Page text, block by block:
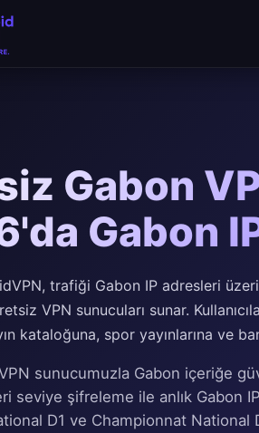
Gabon
Gabon
trafiği Gabon IP adresleri
VPN sunucuları sunar.
kataloğuna, spor yayınlarına ve
sunucumuzla Gabon içeriğe
seviye şifreleme ile anlık Gabon
D1 ve Championnat National